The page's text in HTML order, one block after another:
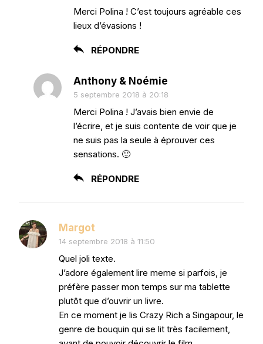
Merci Polina ! C’est toujours agréable ces
lieux d’évasions !
RÉPONDRE
Anthony & Noémie
5 septembre 2018 à 20:18
Merci Polina ! J’avais bien envie de
l’écrire, et je suis contente de voir que je
ne suis pas la seule à éprouver ces
sensations. 🙂
RÉPONDRE
Margot
14 septembre 2018 à 11:50
Quel joli texte.
J’adore également lire meme si parfois, je
préfère passer mon temps sur ma tablette
plutôt que d’ouvrir un livre.
En ce moment je lis Crazy Rich a Singapour, le
genre de bouquin qui se lit très facilement,